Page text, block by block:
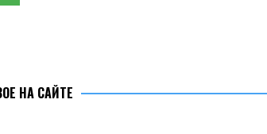
НА САЙТЕ